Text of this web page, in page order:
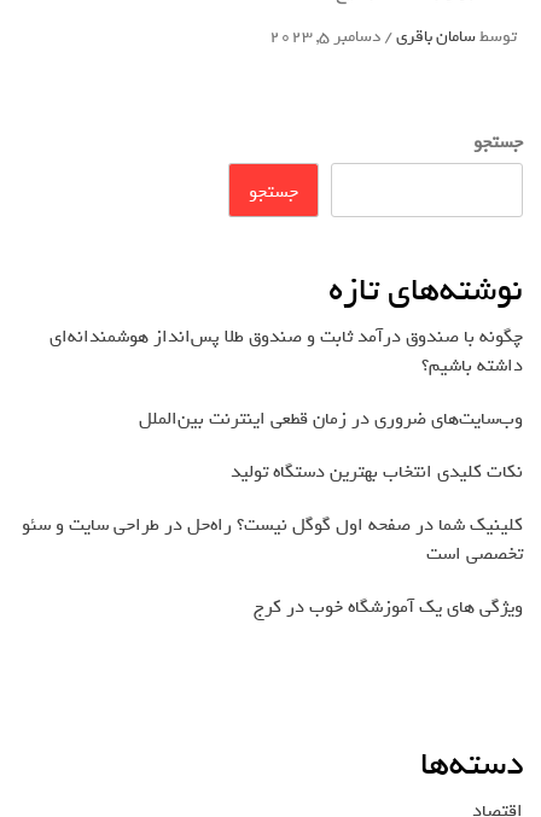
توسطسامان باقری/دسامبر 5, 2023
جستجو
جستجو
نوشته‌های تازه
چگونه با صندوق درآمد ثابت و صندوق طلا پس‌انداز هوشمندانه‌ای
داشته باشیم؟
وب‌سایت‌های ضروری در زمان قطعی اینترنت بین‌الملل
نکات کلیدی انتخاب بهترین دستگاه تولید
کلینیک شما در صفحه اول گوگل نیست؟ راه‌حل در طراحی سایت و سئو
تخصصی است
ویژگی های یک آموزشگاه خوب در کرج
دسته‌ها
اقتصاد